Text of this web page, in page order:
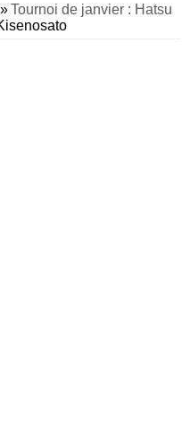
»Tournoi de janvier : Hatsu